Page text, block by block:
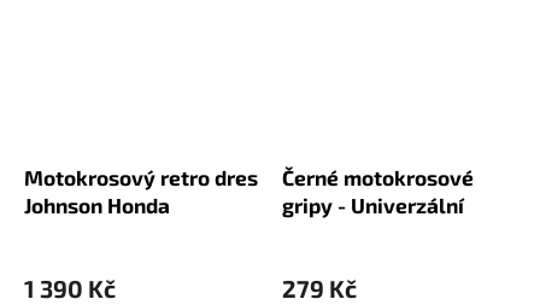
Motokrosový retro dres
Johnson Honda
1 390 Kč
Černé motokrosové
gripy - Univerzální
279 Kč